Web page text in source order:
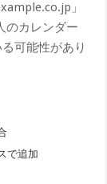
」
のカレンダー
可能性があり
で追加